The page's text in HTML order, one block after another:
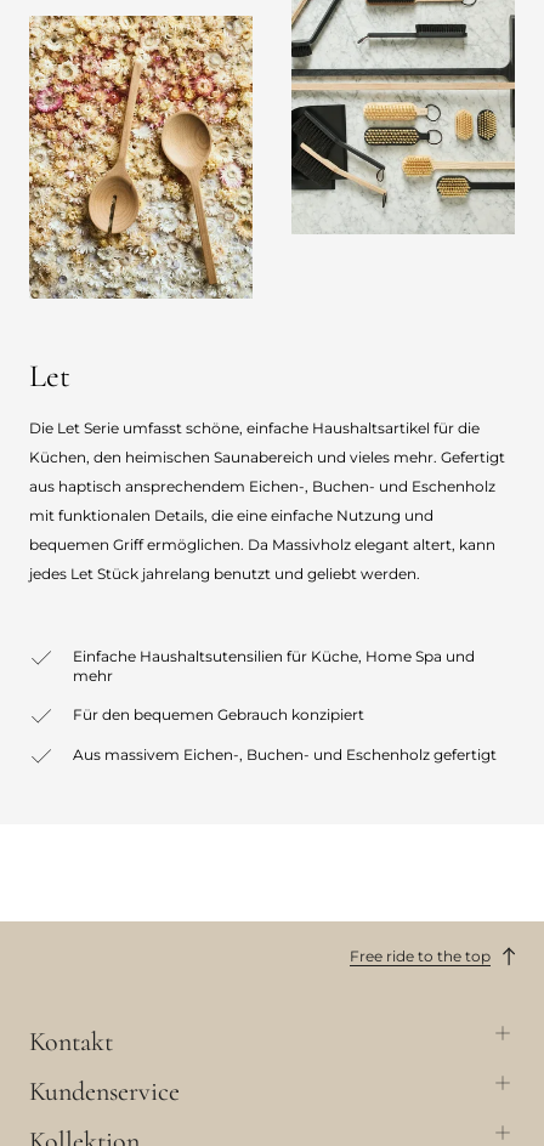
Let
Die Let Serie umfasst schöne, einfache Haushaltsartikel für die
Küchen, den heimischen Saunabereich und vieles mehr. Gefertigt
aus haptisch ansprechendem Eichen-, Buchen- und Eschenholz
mit funktionalen Details, die eine einfache Nutzung und
bequemen Griff ermöglichen. Da Massivholz elegant altert, kann
jedes Let Stück jahrelang benutzt und geliebt werden.
Einfache Haushaltsutensilien für Küche, Home Spa und
mehr
Für den bequemen Gebrauch konzipiert
Aus massivem Eichen-, Buchen- und Eschenholz gefertigt
Free ride to the top
Kontakt
Kundenservice